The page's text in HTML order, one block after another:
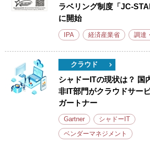
ラベリング制度「JC-
に開始
IPA 経済産業省 調達
クラウド
シャドーITの現状は？ 国
非IT部門がクラウドサー
ガートナー
Gartner シャドーIT
ベンダーマネジメント